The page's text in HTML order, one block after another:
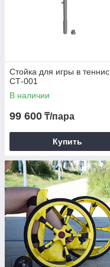
Стойка для игры в теннис
СТ-001
В наличии
99 600 ₸/пара
Купить